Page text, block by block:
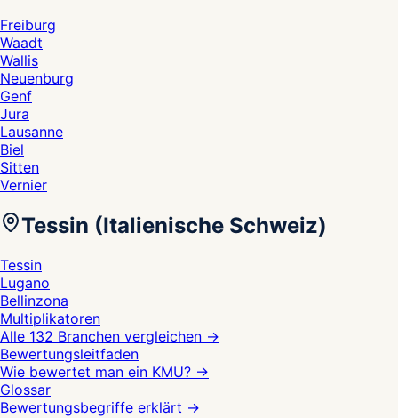
Freiburg
Waadt
Wallis
Neuenburg
Genf
Jura
Lausanne
Biel
Sitten
Vernier
Tessin (Italienische Schweiz)
Tessin
Lugano
Bellinzona
Multiplikatoren
Alle 132 Branchen vergleichen →
Bewertungsleitfaden
Wie bewertet man ein KMU? →
Glossar
Bewertungsbegriffe erklärt →